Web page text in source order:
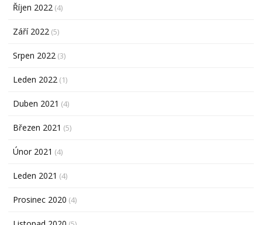
Říjen 2022 (4)
Září 2022 (5)
Srpen 2022 (3)
Leden 2022 (1)
Duben 2021 (4)
Březen 2021 (5)
Únor 2021 (4)
Leden 2021 (4)
Prosinec 2020 (4)